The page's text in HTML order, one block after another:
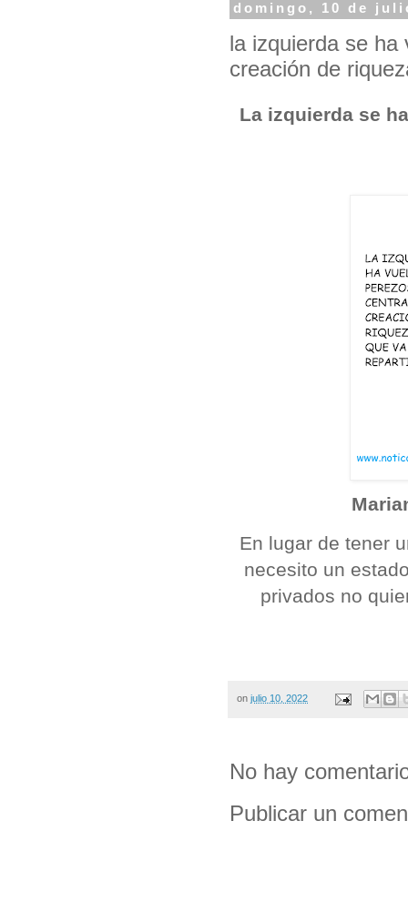
domingo, 10 de
la izquierda se ha
creación de
La izquierda se
En lugar de tener
necesito un
privados no
on julio 10, 2022
No hay
Publicar un